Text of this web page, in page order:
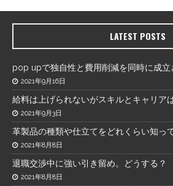
LATEST POSTS
pop upで独自性と費用削減を同時に成立
2021年9月16日
給料は上げられないがスキルとキャリア
2021年9月3日
革製品の種類や仕立てをどれくらい知っ
2021年8月8日
退職交渉中に強い引き留め。どうする？
2021年8月8日